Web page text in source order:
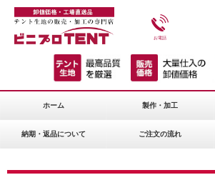
お電話
ホーム 製作・加工
納期・返品について ご注文の流れ